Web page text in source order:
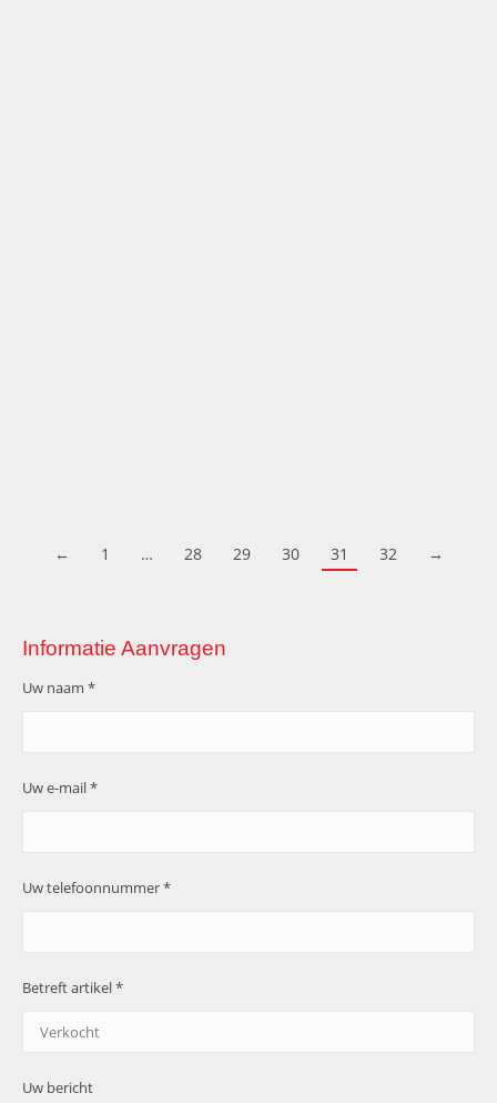
← 1 … 28 29 30 31 32 →
Informatie Aanvragen
Uw naam *
Uw e-mail *
Uw telefoonnummer *
Betreft artikel *
Uw bericht